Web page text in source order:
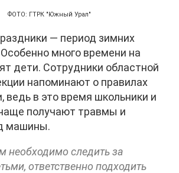
ФОТО: ГТРК "Южный Урал"
— период зимних
много времени на
дети. Сотрудники областной
напоминают о правилах
ведь в это время школьники и
получают травмы и
машины.
необходимо следить за
ответственно подходить